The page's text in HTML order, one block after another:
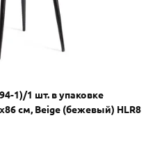
1)/1 шт. в упаковке
см, Beige (бежевый) HLR8